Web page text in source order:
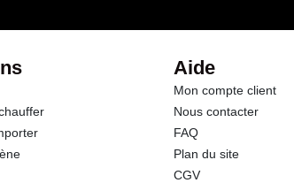
Aide
Mon compte client
Nous contacter
FAQ
Plan du site
CGV